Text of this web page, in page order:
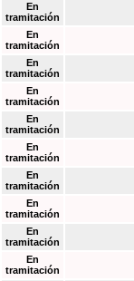
En
tramitación
En
tramitación
En
tramitación
En
tramitación
En
tramitación
En
tramitación
En
tramitación
En
tramitación
En
tramitación
En
tramitación